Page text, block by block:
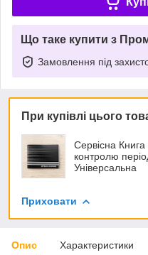
Що таке купити з
Замовлення під
При купівлі цього
Сервісна Книга
контролю
Універсальна
Приховати
Опис Характеристики